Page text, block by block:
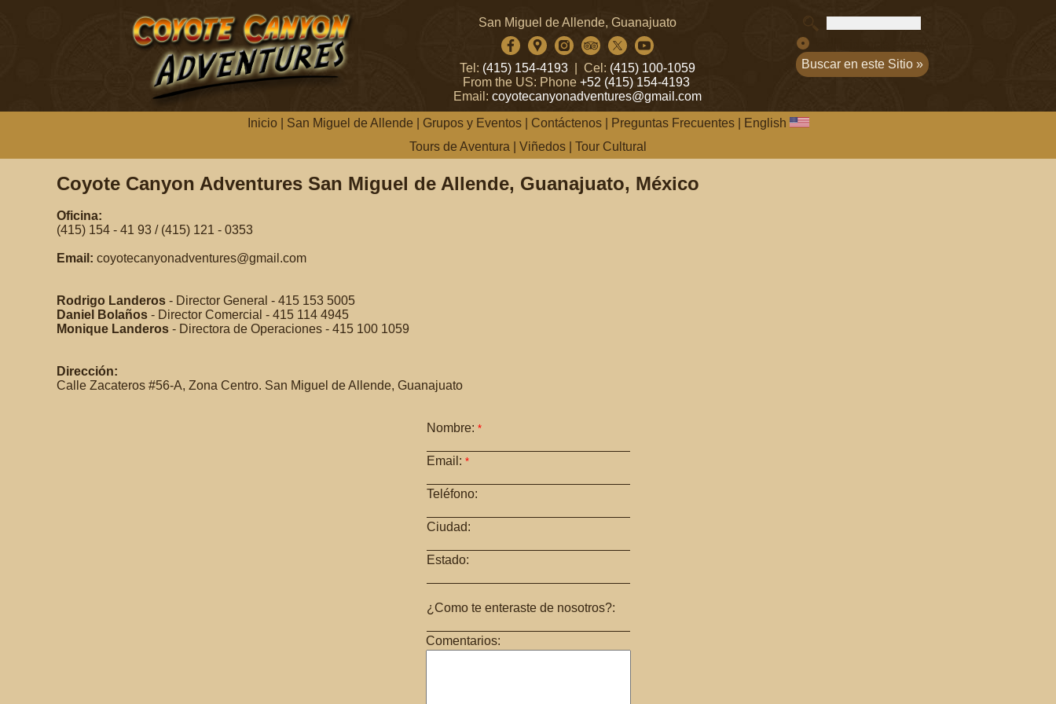
San Miguel de Allende, Guanajuato
Tel: (415) 154-4193 | Cel: (415) 100-1059
From the US: Phone +52 (415) 154-4193
Email: coyotecanyonadventures@gmail.com
Inicio| San Miguel de Allende Grupos y Eventos| Contáctenos| Preguntas Frecuentes|
English
Tours de Aventura
Viñedos Tour Cultural
Coyote Canyon Adventures San Miguel de Allende, Guanajuato, México
Oficina:
(415) 154 - 41 93 / (​415) 121 - 0353
Email: coyotecanyonadventures@gmail.com
Rodrigo Landeros - Director General - 415 153 5005
Daniel Bolaños - Director Comercial - 415 114 4945
Monique Landeros - Directora de Operaciones - 415 100 1059
Dirección:
Calle Zacateros #56-A, Zona Centro. San Miguel de Allende, Guanajuato
Nombre: *
Email: *
Teléfono:
Ciudad:
Estado:
¿Como te enteraste de nosotros?:
Comentarios: